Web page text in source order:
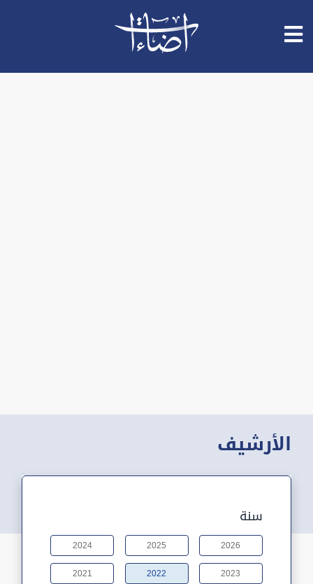
الأرشيف
سنة
2026
2025
2024
2023
2022
2021